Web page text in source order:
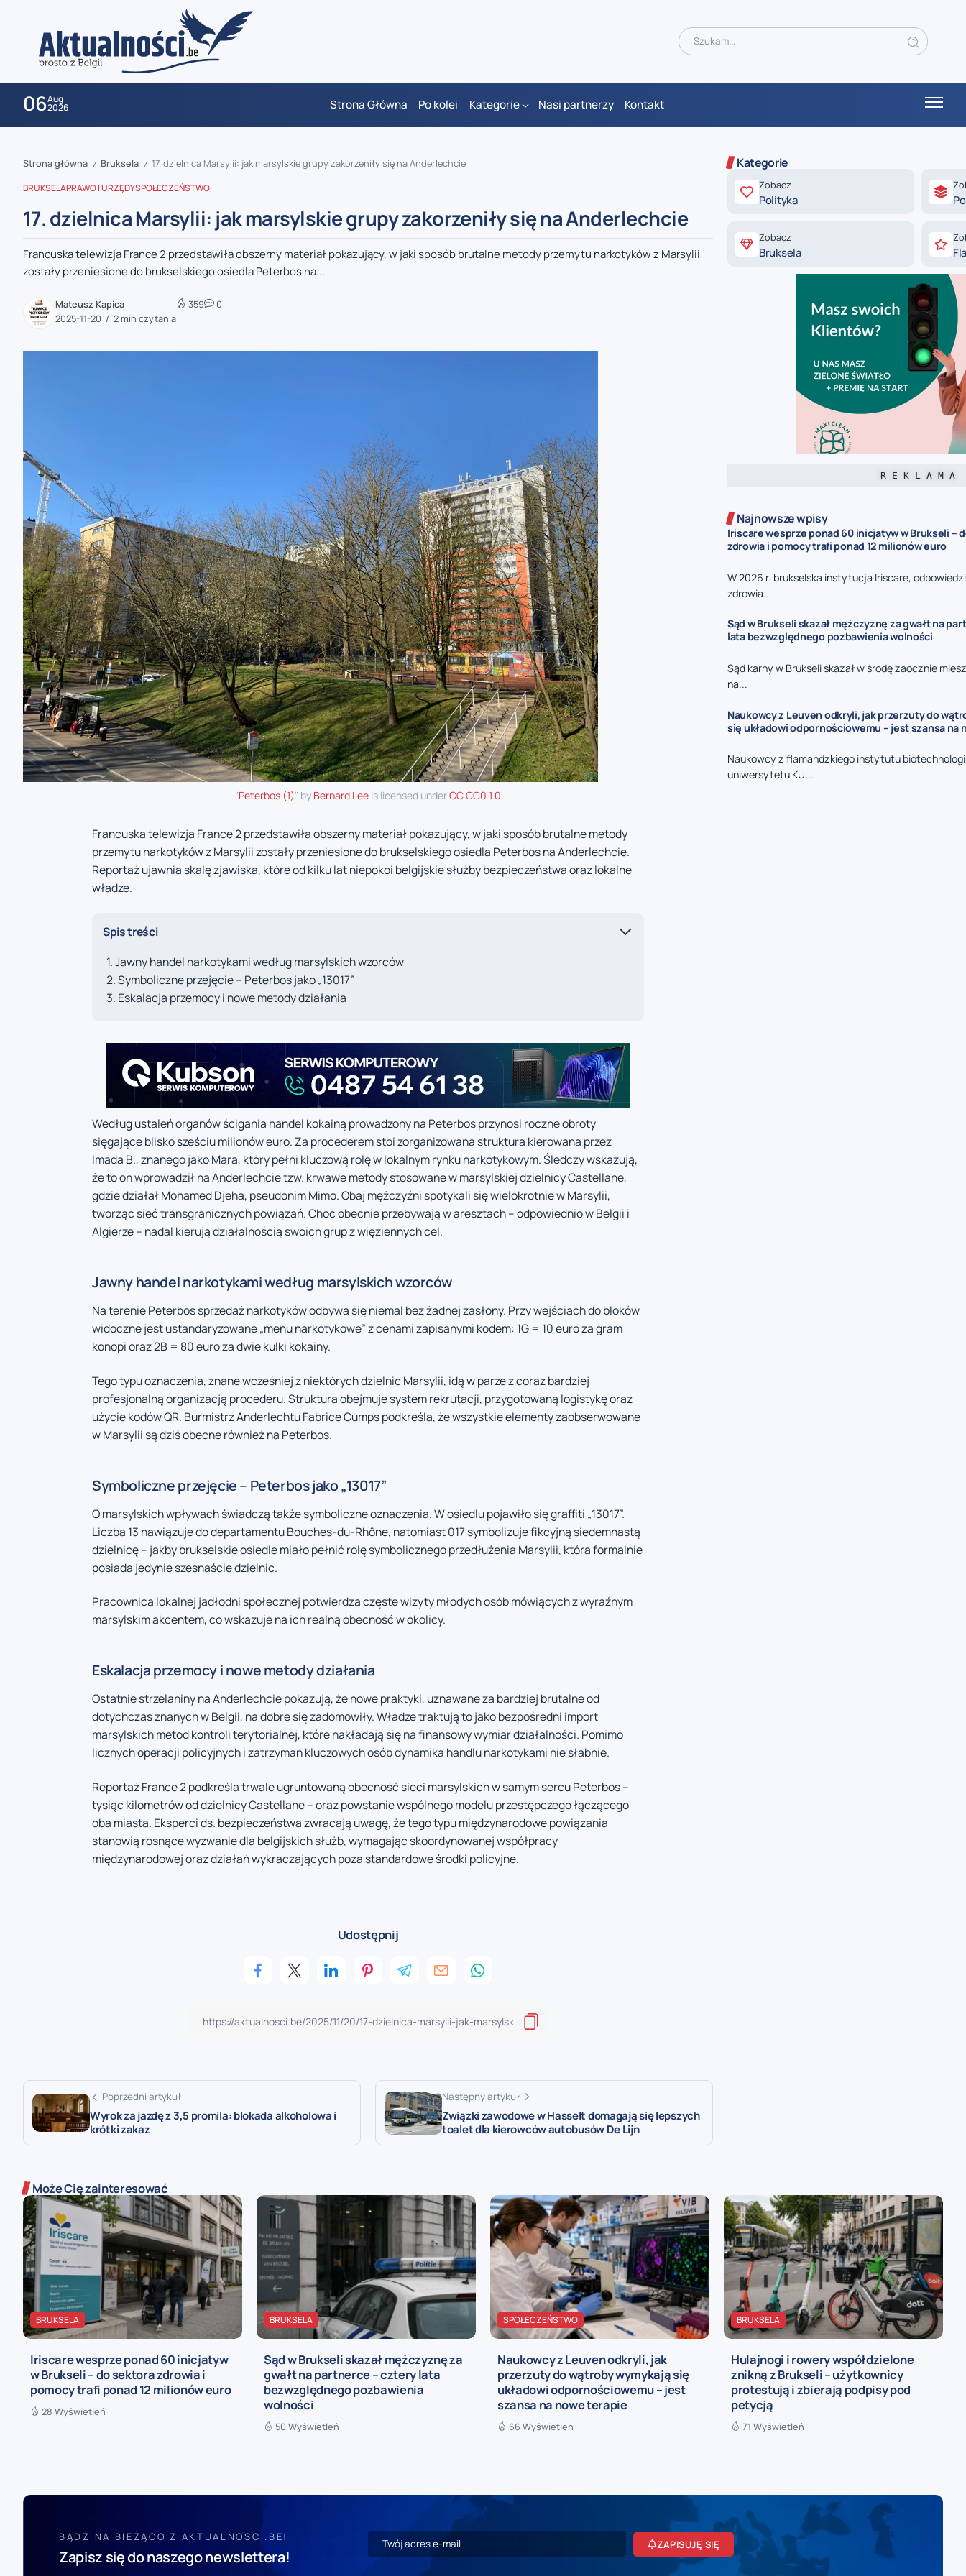
06Aug
2026 Strona Główna Po kolei Kategorie Nasi partnerzy Kontakt
zaobserwuj nas
zaobserwuj nas
zaobserwuj nas
Strona główna / Bruksela / 17. dzielnica Marsylii: jak marsylskie grupy zakorzeniły się na Anderlechcie
BRUKSELAPRAWO I URZĘDYSPOŁECZEŃSTWO
17. dzielnica Marsylii: jak marsylskie grupy zakorzeniły się na Anderlechcie
Francuska telewizja France 2 przedstawiła obszerny materiał pokazujący, w jaki sposób brutalne metody przemytu narkotyków z Marsylii
zostały przeniesione do brukselskiego osiedla Peterbos na...
Mateusz Kapica
2025-11-20
2 min czytania
359 0
"Peterbos (1)" by Bernard Lee is licensed underCC CC0 1.0
Francuska telewizja France 2 przedstawiła obszerny materiał pokazujący, w jaki sposób brutalne metody
przemytu narkotyków z Marsylii zostały przeniesione do brukselskiego osiedla Peterbos na Anderlechcie.
Reportaż ujawnia skalę zjawiska, które od kilku lat niepokoi belgijskie służby bezpieczeństwa oraz lokalne
władze.
Spis treści
Jawny handel narkotykami według marsylskich wzorców
Symboliczne przejęcie – Peterbos jako „13017”
Eskalacja przemocy i nowe metody działania
Według ustaleń organów ścigania handel kokainą prowadzony na Peterbos przynosi roczne obroty
sięgające blisko sześciu milionów euro. Za procederem stoi zorganizowana struktura kierowana przez
Imada B., znanego jako Mara, który pełni kluczową rolę w lokalnym rynku narkotykowym. Śledczy wskazują,
że to on wprowadził na Anderlechcie tzw. krwawe metody stosowane w marsylskiej dzielnicy Castellane,
gdzie działał Mohamed Djeha, pseudonim Mimo. Obaj mężczyźni spotykali się wielokrotnie w Marsylii,
tworząc sieć transgranicznych powiązań. Choć obecnie przebywają w aresztach – odpowiednio w Belgii i
Algierze – nadal kierują działalnością swoich grup z więziennych cel.
Jawny handel narkotykami według marsylskich wzorców
Na terenie Peterbos sprzedaż narkotyków odbywa się niemal bez żadnej zasłony. Przy wejściach do bloków
widoczne jest ustandaryzowane „menu narkotykowe” z cenami zapisanymi kodem: 1G = 10 euro za gram
konopi oraz 2B = 80 euro za dwie kulki kokainy.
Tego typu oznaczenia, znane wcześniej z niektórych dzielnic Marsylii, idą w parze z coraz bardziej
profesjonalną organizacją procederu. Struktura obejmuje system rekrutacji, przygotowaną logistykę oraz
użycie kodów QR. Burmistrz Anderlechtu Fabrice Cumps podkreśla, że wszystkie elementy zaobserwowane
w Marsylii są dziś obecne również na Peterbos.
Symboliczne przejęcie – Peterbos jako „13017”
O marsylskich wpływach świadczą także symboliczne oznaczenia. W osiedlu pojawiło się graffiti „13017”.
Liczba 13 nawiązuje do departamentu Bouches-du-Rhône, natomiast 017 symbolizuje fikcyjną siedemnastą
dzielnicę – jakby brukselskie osiedle miało pełnić rolę symbolicznego przedłużenia Marsylii, która formalnie
posiada jedynie szesnaście dzielnic.
Pracownica lokalnej jadłodni społecznej potwierdza częste wizyty młodych osób mówiących z wyraźnym
marsylskim akcentem, co wskazuje na ich realną obecność w okolicy.
Eskalacja przemocy i nowe metody działania
Ostatnie strzelaniny na Anderlechcie pokazują, że nowe praktyki, uznawane za bardziej brutalne od
dotychczas znanych w Belgii, na dobre się zadomowiły. Władze traktują to jako bezpośredni import
marsylskich metod kontroli terytorialnej, które nakładają się na finansowy wymiar działalności. Pomimo
licznych operacji policyjnych i zatrzymań kluczowych osób dynamika handlu narkotykami nie słabnie.
Reportaż France 2 podkreśla trwale ugruntowaną obecność sieci marsylskich w samym sercu Peterbos –
tysiąc kilometrów od dzielnicy Castellane – oraz powstanie wspólnego modelu przestępczego łączącego
oba miasta. Eksperci ds. bezpieczeństwa zwracają uwagę, że tego typu międzynarodowe powiązania
stanowią rosnące wyzwanie dla belgijskich służb, wymagając skoordynowanej współpracy
międzynarodowej oraz działań wykraczających poza standardowe środki policyjne.
Udostępnij
Poprzedni artykuł
Wyrok za jazdę z 3,5 promila: blokada alkoholowa i
krótki zakaz
Następny artykuł
Związki zawodowe w Hasselt domagają się lepszych
toalet dla kierowców autobusów De Lijn
Kategorie
Zobacz
Polityka
Zobacz
Bruksela
R E K L A M A
Najnowsze wpisy
Iriscare wesprze ponad 60 inicjatyw w Brukseli –
zdrowia i pomocy trafi ponad 12 milionów euro
W 2026 r. brukselska instytucja Iriscare,
zdrowia...
Sąd w Brukseli skazał mężczyznę za gwałt na
lata bezwzględnego pozbawienia wolności
Sąd karny w Brukseli skazał w środę zaocznie
na...
Naukowcy z Leuven odkryli, jak przerzuty do
się układowi odpornościowemu – jest szansa na
Naukowcy z flamandzkiego instytutu
uniwersytetu KU...
Może Cię zainteresować
BRUKSELA
Iriscare wesprze ponad 60 inicjatyw
w Brukseli – do sektora zdrowia i
pomocy trafi ponad 12 milionów euro
28 Wyświetleń
BRUKSELA
Sąd w Brukseli skazał mężczyznę za
gwałt na partnerce – cztery lata
bezwzględnego pozbawienia
wolności
50 Wyświetleń
SPOŁECZEŃSTWO
Naukowcy z Leuven odkryli, jak
przerzuty do wątroby wymykają się
układowi odpornościowemu – jest
szansa na nowe terapie
66 Wyświetleń
BRUKSELA
Hulajnogi i rowery współdzielone
znikną z Brukseli – użytkownicy
protestują i zbierają podpisy pod
petycją
71 Wyświetleń
BĄDŹ NA BIEŻĄCO Z AKTUALNOSCI.BE!
Zapisz się do naszego newslettera!
ZAPISUJĘ SIĘ